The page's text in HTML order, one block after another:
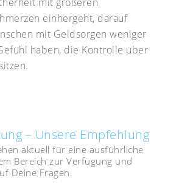
einhergeht, darauf
mit Geldsorgen weniger
haben, die Kontrolle über
– Unsere Empfehlung
aktuell für eine ausführliche
Bereich zur Verfügung und
Deine Fragen.